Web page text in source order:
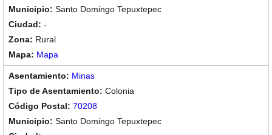
Santo Domingo Tepuxtepec
-
Rural
Mapa
Minas
Colonia
70208
Santo Domingo Tepuxtepec